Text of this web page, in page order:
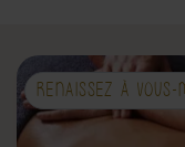
RENAISSEZ À VOUS-